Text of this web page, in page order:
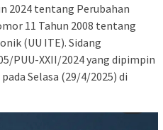
2024 tentang Perubahan
11 Tahun 2008 tentang
(UU ITE). Sidang
PUU-XXII/2024 yang dipimpin
Selasa (29/4/2025) di